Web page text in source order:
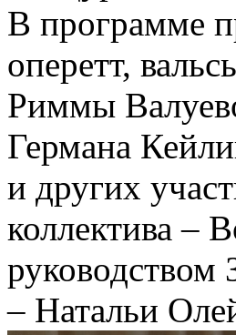
В программе
оперетт,
Риммы
Германа
и других
коллектива –
руководством
– Натальи